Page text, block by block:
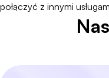
połączyć z innymi